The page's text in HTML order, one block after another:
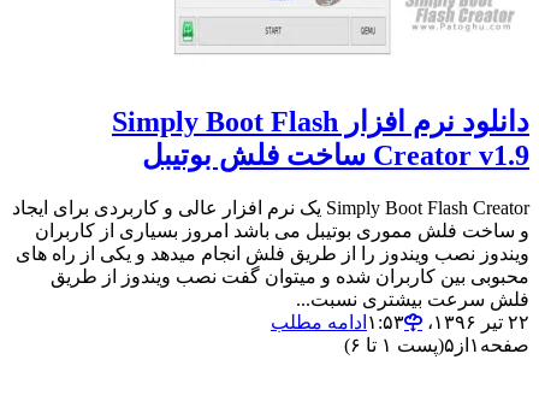
دانلود نرم افزار Simply Boot Flash
Creator v1.9 ساخت فلش بوتیبل
Simply Boot Flash Creator یک نرم افزار عالی و کاربردی برای ایجاد
و ساخت فلش مموری بوتیبل می باشد امروز بسیاری از کاربران
ویندوز نصب ویندوز را از طریق فلش انجام میدهد و یکی از راه های
محبوبی بین کاربران شده و میتوان گفت نصب ویندوز از طریق
فلش سرعت بیشتری نسبت...
۲۲ تیر ۱۳۹۶،‏ ۱:۵۳
ادامه مطلب
صفحه ۱ از ۵(پست ۱ تا ۶)